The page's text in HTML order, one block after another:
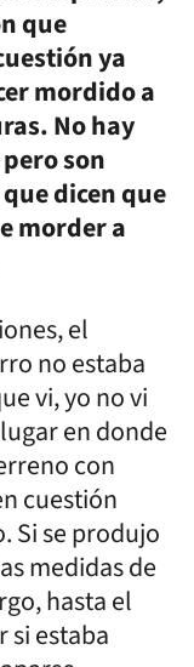
que
ya
mordido a
No hay
son
dicen que
morder a
el
no estaba
vi, yo no vi
en donde
con
cuestión
Si se produjo
medidas de
hasta el
si estaba